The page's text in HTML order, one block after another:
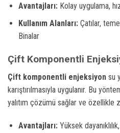
Avantajları:Kolay uygulama,
Kullanım Alanları:Çatılar,
Binalar
Çift Komponentli
Çift komponentli enjeksiyon su
karıştırılmasıyla uygulanır. Bu
yalıtım çözümü sağlar ve özellikle
Avantajları:Yüksek